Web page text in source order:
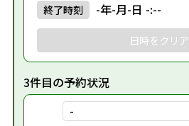
終了時刻 -年-月-日 -:--
日時をクリア
3件目の予約状況
-